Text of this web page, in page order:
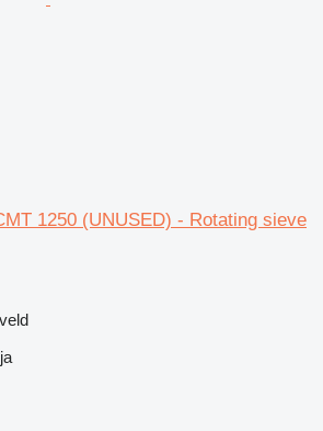
1250 (UNUSED) - Rotating sieve